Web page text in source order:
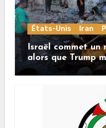
États-Unis Iran
Israël commet un
alors que Trump
«décapitation»